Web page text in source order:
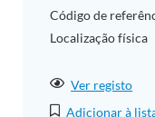
Código de
Localização física
Ver registo
Adicionar à